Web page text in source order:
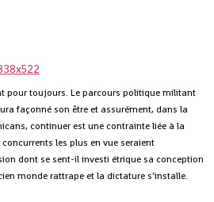
pour toujours. Le parcours politique militant
façonné son être et assurément, dans la
continuer est une contrainte liée à la
les plus en vue seraient
dont se sent-il investi étrique sa conception
monde rattrape et la dictature s’installe.